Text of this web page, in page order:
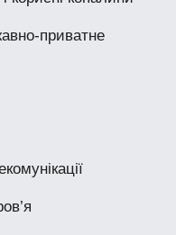
приватне